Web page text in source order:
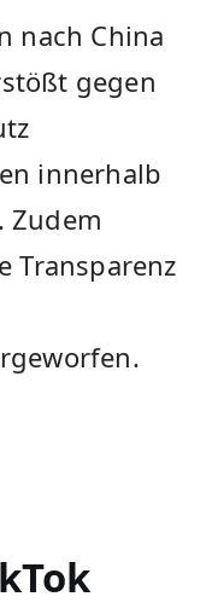
nach China
gegen
innerhalb
Zudem
Transparenz